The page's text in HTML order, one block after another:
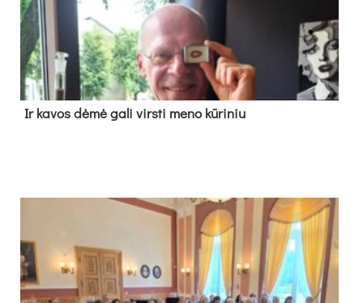
Ir ka­vos dė­mė ga­li virs­ti me­no kū­ri­niu